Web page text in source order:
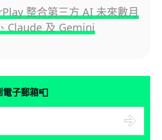
整合第三方 AI 未來數月
Claude 及 Gemini
電子郵箱📮